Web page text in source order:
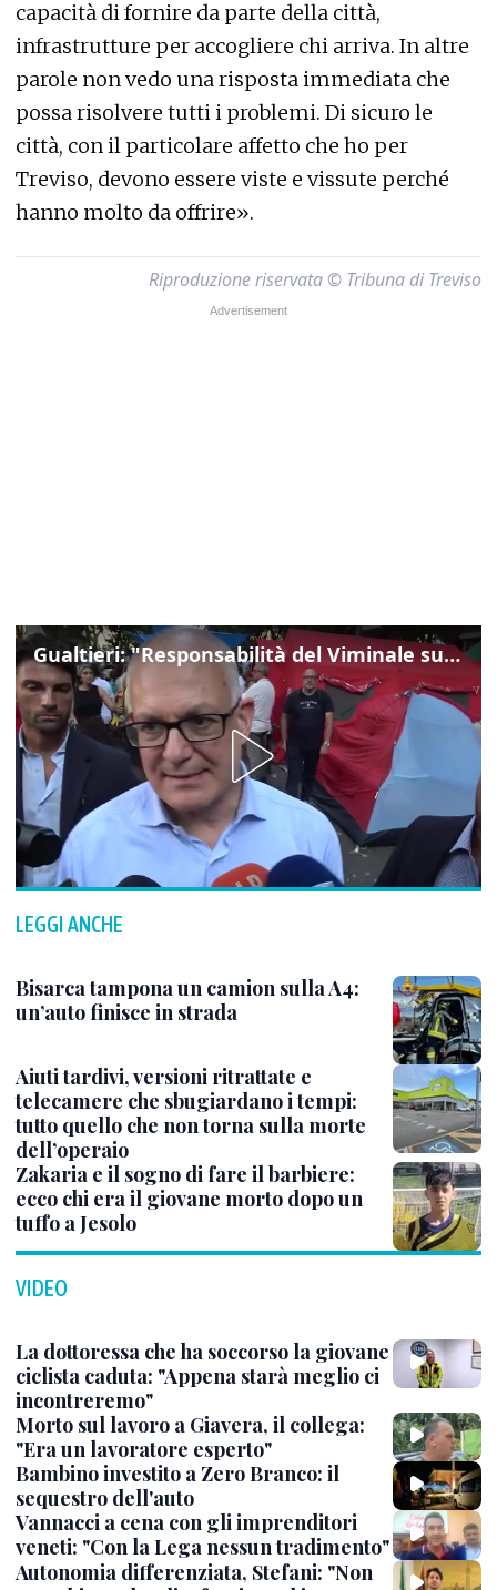
capacità di fornire da parte della città,
infrastrutture per accogliere chi arriva. In altre
parole non vedo una risposta immediata che
possa risolvere tutti i problemi. Di sicuro le
città, con il particolare affetto che ho per
Treviso, devono essere viste e vissute perché
hanno molto da offrire».
Riproduzione riservata © Tribuna di Treviso
Gualtieri: "Responsabilità del Viminale su Spin Time? La posizione dei partiti è nota"
LEGGI ANCHE
Bisarca tampona un camion sulla A4:
un’auto finisce in strada
Aiuti tardivi, versioni ritrattate e
telecamere che sbugiardano i tempi:
tutto quello che non torna sulla morte
dell’operaio
Zakaria e il sogno di fare il barbiere:
ecco chi era il giovane morto dopo un
tuffo a Jesolo
VIDEO
La dottoressa che ha soccorso la giovane
ciclista caduta: "Appena starà meglio ci
incontreremo"
Morto sul lavoro a Giavera, il collega:
"Era un lavoratore esperto"
Bambino investito a Zero Branco: il
sequestro dell'auto
Vannacci a cena con gli imprenditori
veneti: "Con la Lega nessun tradimento"
Autonomia differenziata, Stefani: "Non